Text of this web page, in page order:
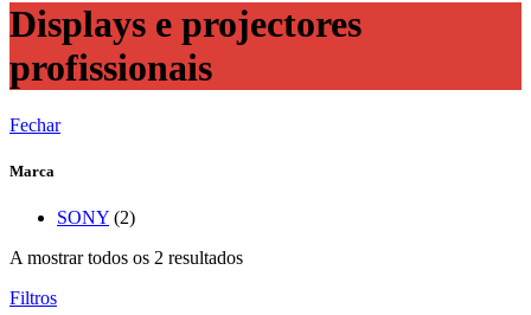
Displays e projectores
profissionais
Fechar
Marca
SONY (2)
A mostrar todos os 2 resultados
Filtros